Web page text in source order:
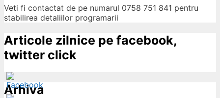
Veti fi contactat de pe numarul 0758 751 841 pentru
stabilirea detaliilor programarii
Articole zilnice pe facebook,
twitter click
Arhiva